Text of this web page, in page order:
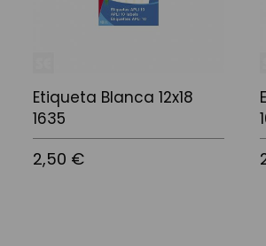
Etiqueta Blanca 12x18
1635
2,50 €